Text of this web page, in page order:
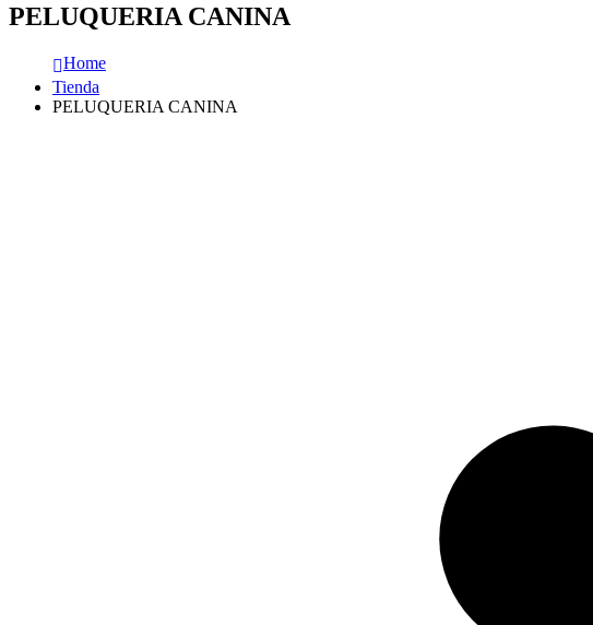
PELUQUERIA CANINA
Home
Tienda
PELUQUERIA CANINA